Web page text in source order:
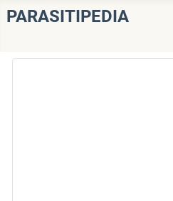
PARASITIPEDIA